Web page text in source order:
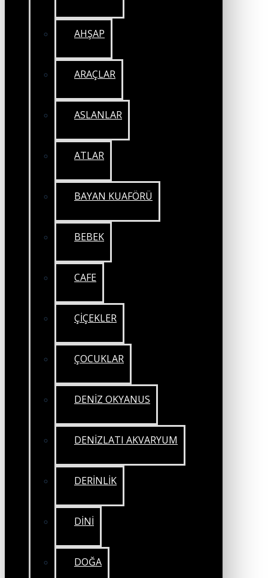
AHŞAP
ARAÇLAR
ASLANLAR
ATLAR
BAYAN KUAFÖRÜ
BEBEK
CAFE
ÇİÇEKLER
ÇOCUKLAR
DENİZ OKYANUS
DENİZLATI AKVARYUM
DERİNLİK
DİNİ
DOĞA